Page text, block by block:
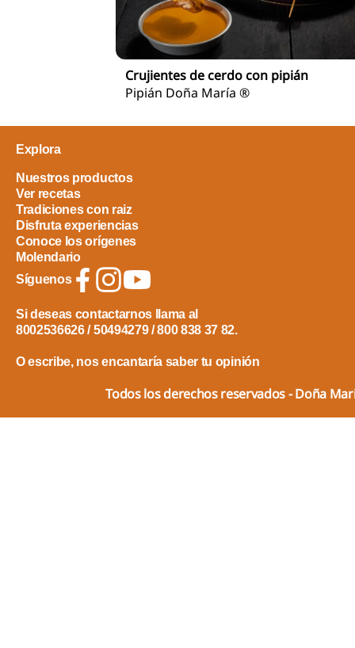
Crujientes de cerdo con pipián
Pipián Doña María ®
Explora
Nuestros productos
Ver recetas
Tradiciones con raiz
Disfruta experiencias
Conoce los orígenes
Molendario
Síguenos
Si deseas contactarnos llama al
8002536626 / 50494279 / 800 838 37 82.
O escribe, nos encantaría saber tu opinión
Todos los derechos reservados - Doña